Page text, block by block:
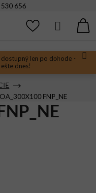
len po dohode -
dnes!
656
Hľadať
FNP_NE